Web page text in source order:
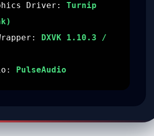
Driver:
Turnip
DXVK 1.10.3 /
PulseAudio